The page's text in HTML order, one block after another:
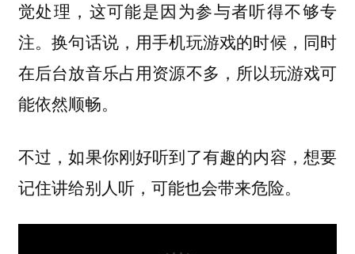
觉处理，这可能是因为参与者听得不够专
注。换句话说，用手机玩游戏的时候，同时
在后台放音乐占用资源不多，所以玩游戏可
能依然顺畅。
不过，如果你刚好听到了有趣的内容，想要
记住讲给别人听，可能也会带来危险。